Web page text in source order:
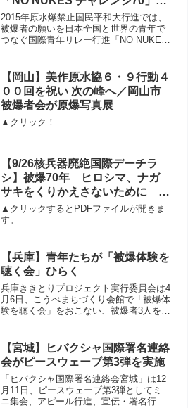
んなも一緒に歩こう！
2015年原水爆禁止国民平和大行進では、
被爆者の願いを日本全国と世界の青年で
つなぐ国際青年リレー行進「NO NUKES
がらできることをやってみる！これが、
チャレンジ...
【岡山】美作原水協６・９行動４
００回を祝い 次の峰へ／岡山市
被爆者会が原爆写真展
▲クリック！
【9/26核兵器廃絶国際デーチラ
シ】被爆70年 ヒロシマ、ナガ
サキをくりかえさないために な
くそう核兵器！戦争法は廃止を！
▲クリックするとPDFファイルが開きま
す。
【兵庫】青年たちが「被爆体験を
聴く会」ひらく
兵庫ききとりプロジェクト実行委員会は4
月6日、こうべまちづくり会館で「被爆体
験を聴く会」をおこない、被爆者3人を含
てビデオカメラで記録しながら被爆者の
方からききとり...
【宮城】ヒバクシャ国際署名連絡
会がピースウェーブ第3弾を実施
「ヒバクシャ国際署名連絡会宮城」は12
月11日、ピースウェーブ第3弾としてミ
ニ集会、アピール行進、宣伝・署名行動